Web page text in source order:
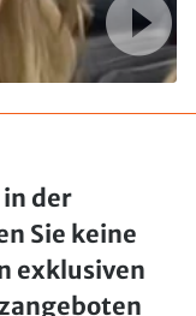
der
Sie keine
exklusiven